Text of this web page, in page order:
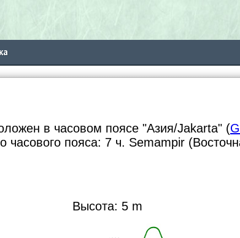
в часовом поясе "Азия/Jakarta" (
часового пояса: 7 ч. Semampir
Высота: 5 m